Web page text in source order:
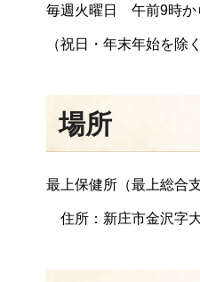
毎週火曜日 午前9時か
（祝日・年末年始を除く
場所
最上保健所（最上総合
住所：新庄市金沢字